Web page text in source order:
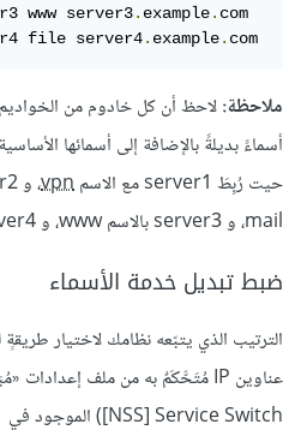
www server3
. example.
file server4
. example. com
ملاحظة:لاحظ أن كل خادوم من
أسماءً بديلةً بالإضافة إلى أسمائها
حيت رُبِطَ server1 مع الاسم
vpn
mail، و server3 بالاسم www، و server4 بالاسم file.
ضبط تبديل خدمة الأسماء
الترتيب الذي يتبّعه نظامك لاختيار
Service Switch‏ [NSS]) الموجود في